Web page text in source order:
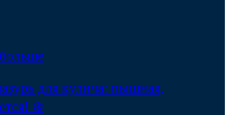
для кулича: пышная,
❄️